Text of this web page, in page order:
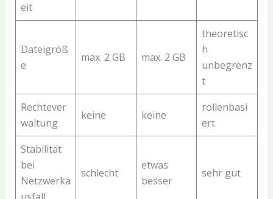
eit
Dateigröß
e
max. 2 GB max. 2 GB
theoretisc
h
unbegrenz
t
Rechtever
waltung
keine keine
rollenbasi
ert
Stabilität
bei
Netzwerka
schlecht
etwas
besser
sehr gut